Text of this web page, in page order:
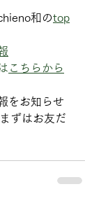
和のtop
こちらから
をお知らせ
ずはお友だ